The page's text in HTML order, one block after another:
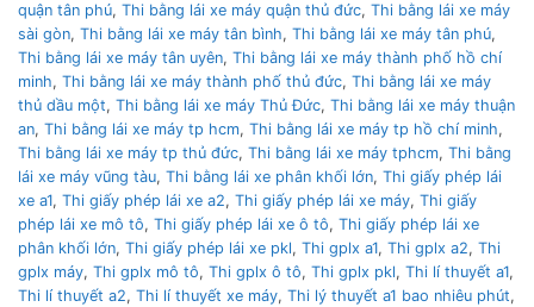
quận tân phú, Thi bằng lái xe máy quận thủ đức, Thi bằng lái xe máy
sài gòn, Thi bằng lái xe máy tân bình, Thi bằng lái xe máy tân phú,
Thi bằng lái xe máy tân uyên, Thi bằng lái xe máy thành phố hồ chí
minh, Thi bằng lái xe máy thành phố thủ đức, Thi bằng lái xe máy
thủ dầu một, Thi bằng lái xe máy Thủ Đức, Thi bằng lái xe máy thuận
an, Thi bằng lái xe máy tp hcm, Thi bằng lái xe máy tp hồ chí minh,
Thi bằng lái xe máy tp thủ đức, Thi bằng lái xe máy tphcm, Thi bằng
lái xe máy vũng tàu, Thi bằng lái xe phân khối lớn, Thi giấy phép lái
xe a1, Thi giấy phép lái xe a2, Thi giấy phép lái xe máy, Thi giấy
phép lái xe mô tô, Thi giấy phép lái xe ô tô, Thi giấy phép lái xe
phân khối lớn, Thi giấy phép lái xe pkl, Thi gplx a1, Thi gplx a2, Thi
gplx máy, Thi gplx mô tô, Thi gplx ô tô, Thi gplx pkl, Thi lí thuyết a1,
Thi lí thuyết a2, Thi lí thuyết xe máy, Thi lý thuyết a1 bao nhiêu phút,